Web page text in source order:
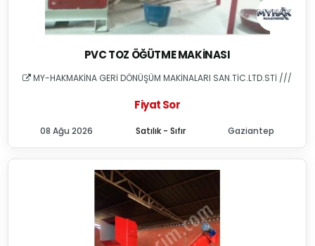
PVC TOZ ÖĞÜTME MAKINASI
MY-HAKMAKİNA GERİ DÖNÜŞÜM MAKİNALARI SAN.TİC.LTD.STİ ///
Fiyat Sor
Satılık - Sıfır
08 Ağu 2026 Gaziantep